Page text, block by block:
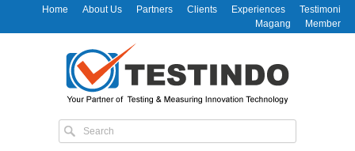
Home About Us Partners Clients Experiences
Testimoni
Magang
Member